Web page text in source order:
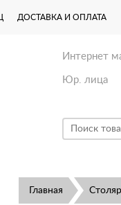
ДОСТАВКА И ОПЛАТА
Интернет
Юр. лица
Главная